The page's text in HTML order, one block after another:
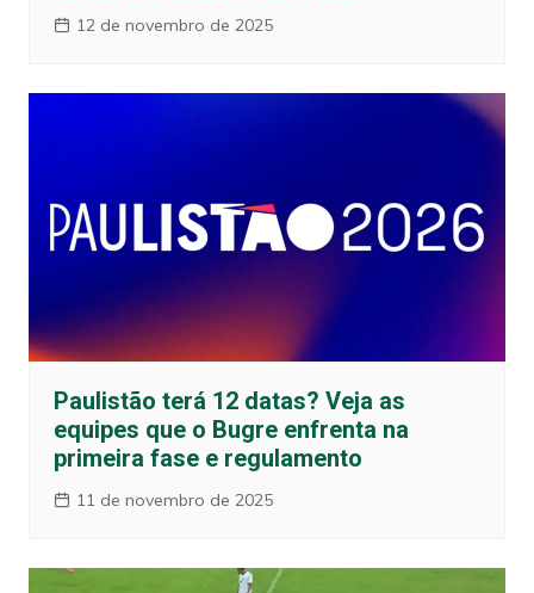
12 de novembro de 2025
Paulistão terá 12 datas? Veja as
equipes que o Bugre enfrenta na
primeira fase e regulamento
11 de novembro de 2025